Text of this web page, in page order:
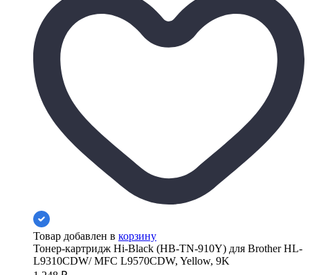
Товар добавлен в корзину
Тонер-картридж Hi-Black (HB-TN-910Y) для Brother HL-
L9310CDW/ MFC L9570CDW, Yellow, 9K